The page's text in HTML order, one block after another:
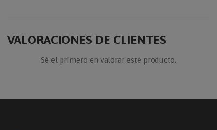
VALORACIONES DE CLIENTES
Sé el primero en valorar este producto.